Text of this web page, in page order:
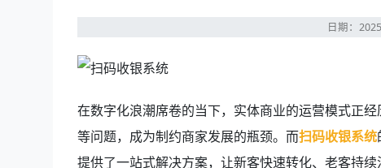
日期：
在数字化浪潮席卷的当下，实体商业的运营模式正
等问题，成为制约商家发展的瓶颈。而扫码收银系统
提供了一站式解决方案，让新客快速转化、老客持